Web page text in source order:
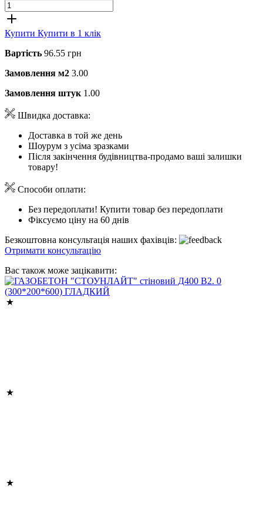
Купити Купити в 1 клік
Вартість 96.55 грн
Замовлення м2 3.00
Замовлення штук 1.00
Швидка доставка:
Доставка в той же день
Шоурум з усіма зразками
Після закінчення будівництва-продамо ваші залишки
товару!
Способи оплати:
Без передоплати! Купити товар без передоплати
Фіксуємо ціну на 60 днів
Безкоштовна консультація наших фахівців:
Отримати консультацію
Вас також може зацікавити: